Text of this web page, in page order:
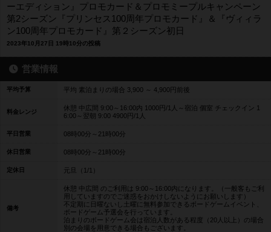
ーエディション』プロモカード＆プロモミープルキャンペーン
第2シーズン『プリンセス100周年プロモカード』＆『ヴィィラ
ン100周年プロモカード』第２シーズン初日
2023年10月27日 19時10分の投稿
営業情報
平均予算 平均 素泊まりの場合 3,900 ～ 4,900円前後
料金レンジ
休憩 中広間 9:00～16:00内 1000円/1人～宿泊 個室 チェックイン 1
6:00～翌朝 9:00 4900円/1人
平日営業 08時00分～21時00分
休日営業 08時00分～21時00分
定休日 元旦（1/1）
備考
休憩 中広間 のご利用は 9:00～16:00内になります。（一般客もご利
用していますのでご迷惑をおかけしないようにお願いします）
不定期に日曜ないし土曜に無料参加できるボードゲームイベント、
ボードゲーム予選会を行っています。
泊まりのボードゲーム会は宿泊人数がある程度（20人以上）の場合
別の会場を用意できる場合もございます。